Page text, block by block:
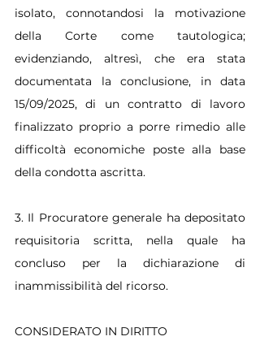
isolato, connotandosi la motivazione
della Corte come tautologica;
evidenziando, altresì, che era stata
documentata la conclusione, in data
15/09/2025, di un contratto di lavoro
finalizzato proprio a porre rimedio alle
difficoltà economiche poste alla base
della condotta ascritta.
3. Il Procuratore generale ha depositato
requisitoria scritta, nella quale ha
concluso per la dichiarazione di
inammissibilità del ricorso.
CONSIDERATO IN DIRITTO